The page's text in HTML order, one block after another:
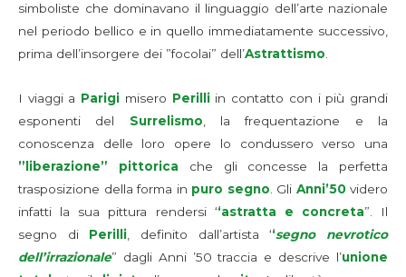
simboliste che dominavano il linguaggio dell’arte nazionale
nel periodo bellico e in quello immediatamente successivo,
prima dell’insorgere dei ”focolai” dell’Astrattismo.
I viaggi a Parigi misero Perilliin contatto con i più grandi
esponenti del Surrelismo, la frequentazione e la
conoscenza delle loro opere lo condussero verso una
”liberazione” pittorica che gli concesse la perfetta
trasposizione della forma in puro segno. Gli Anni’50videro
infatti la sua pittura rendersi ‘‘astratta e concreta”. Il
segno di Perilli, definito dall’artista ‘‘segno nevrotico
dell’irrazionale” dagli Anni ’50 traccia e descrive l’unione